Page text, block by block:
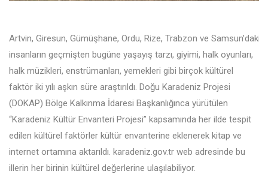
Artvin, Giresun, Gümüşhane, Ordu, Rize, Trabzon ve Samsun’daki
insanların geçmişten bugüne yaşayış tarzı, giyimi, halk oyunları,
halk müzikleri, enstrümanları, yemekleri gibi birçok kültürel
faktör iki yılı aşkın süre araştırıldı. Doğu Karadeniz Projesi
(DOKAP) Bölge Kalkınma İdaresi Başkanlığınca yürütülen
“Karadeniz Kültür Envanteri Projesi” kapsamında her ilde tespit
edilen kültürel faktörler kültür envanterine eklenerek kitap ve
internet ortamına aktarıldı. karadeniz.gov.tr web adresinde bu
illerin her birinin kültürel değerlerine ulaşılabiliyor.